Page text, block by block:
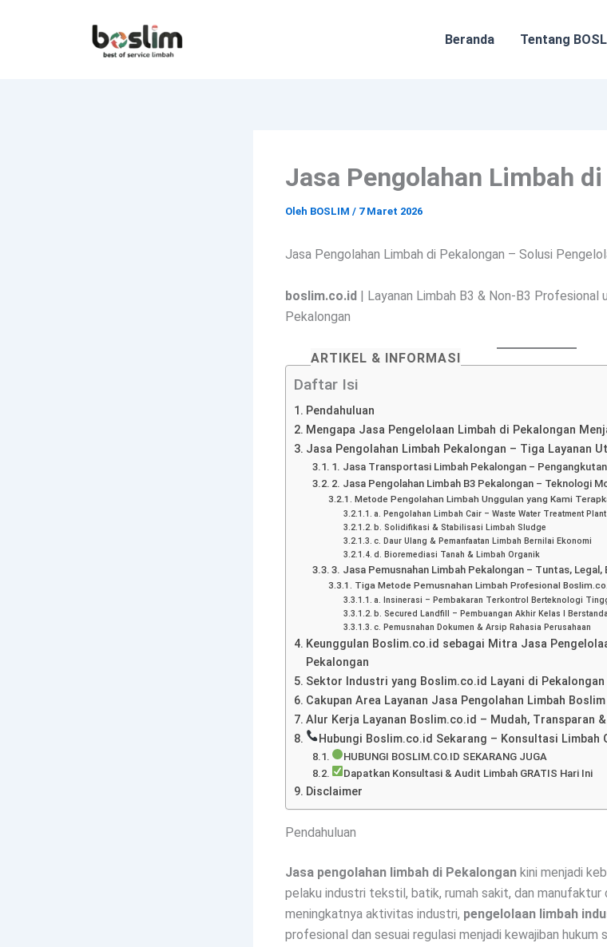
Beranda Tentang
Jasa Pengolahan Limbah
Oleh BOSLIM / 7 Maret 2026
Jasa Pengolahan Limbah di Pekalongan – Solusi
boslim.co.id | Layanan Limbah B3 & Non-B3 Profesional
Pekalongan
ARTIKEL & INFORMASI
Daftar Isi
Pendahuluan
Mengapa Jasa Pengelolaan Limbah di Pekalongan
Jasa Pengolahan Limbah Pekalongan – Tiga Layanan
1. Jasa Transportasi Limbah Pekalongan –
2. Jasa Pengolahan Limbah B3 Pekalongan – Teknologi
Metode Pengolahan Limbah Unggulan yang Kami
a. Pengolahan Limbah Cair – Waste Water Treatment Plant
b. Solidifikasi & Stabilisasi Limbah Sludge
c. Daur Ulang & Pemanfaatan Limbah Bernilai Ekonomi
d. Bioremediasi Tanah & Limbah Organik
3. Jasa Pemusnahan Limbah Pekalongan – Tuntas,
Tiga Metode Pemusnahan Limbah Profesional
a. Insinerasi – Pembakaran Terkontrol Berteknologi
b. Secured Landfill – Pembuangan Akhir Kelas I
c. Pemusnahan Dokumen & Arsip Rahasia Perusahaan
Keunggulan Boslim.co.id sebagai Mitra Jasa
Pekalongan
Sektor Industri yang Boslim.co.id Layani di
Cakupan Area Layanan Jasa Pengolahan Limbah
Alur Kerja Layanan Boslim.co.id – Mudah, Transparan
Hubungi Boslim.co.id Sekarang – Konsultasi Limbah
HUBUNGI BOSLIM.CO.ID SEKARANG JUGA
Dapatkan Konsultasi & Audit Limbah GRATIS Hari Ini
Disclaimer
Pendahuluan
Jasa pengolahan limbah di Pekalongan kini menjadi
pelaku industri tekstil, batik, rumah sakit, dan manufaktur
meningkatnya aktivitas industri, pengelolaan limbah
profesional dan sesuai regulasi menjadi kewajiban hukum